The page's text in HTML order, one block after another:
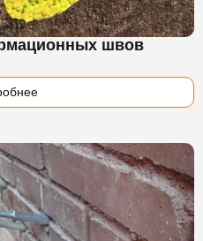
швов